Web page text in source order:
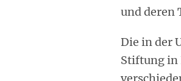
und deren
Die in der
Stiftung in